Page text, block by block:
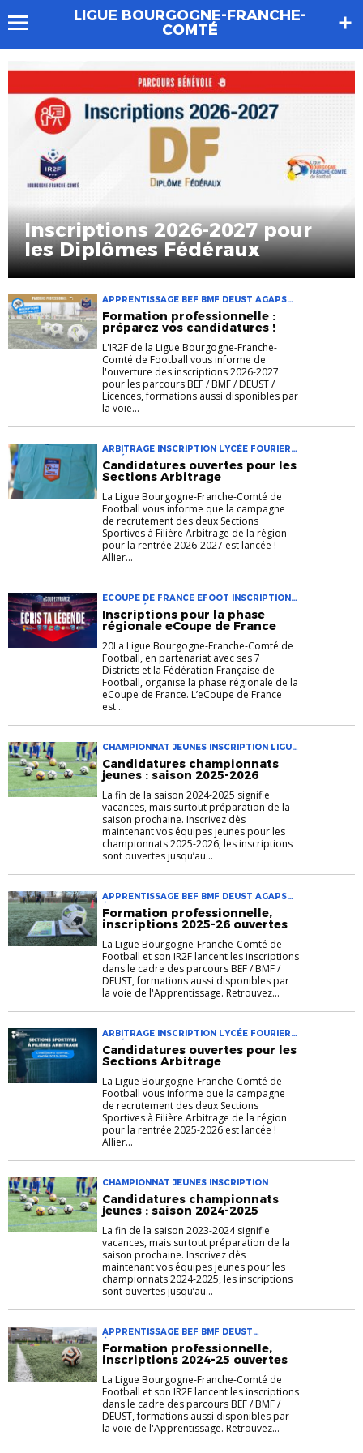
LIGUE BOURGOGNE-FRANCHE-
COMTÉ
Inscriptions 2026-2027 pour
les Diplômes Fédéraux
APPRENTISSAGE BEF BMF DEUST AGAPSC
FORMATION INSCRIPTION IR2F LICENCES
AGOAPSC PARCOURS PROFESSIONNEL
Formation professionnelle :
préparez vos candidatures !
L'IR2F de la Ligue Bourgogne-Franche-
Comté de Football vous informe de
l'ouverture des inscriptions 2026-2027
pour les parcours BEF / BMF / DEUST /
Licences, formations aussi disponibles par
la voie...
ARBITRAGE INSCRIPTION LYCÉE FOURIER
LYCÉE PASTEUR SECTION SPORTIVE SSFA
Candidatures ouvertes pour les
Sections Arbitrage
La Ligue Bourgogne-Franche-Comté de
Football vous informe que la campagne
de recrutement des deux Sections
Sportives à Filière Arbitrage de la région
pour la rentrée 2026-2027 est lancée !
Allier...
ECOUPE DE FRANCE EFOOT INSCRIPTION
PHASE RÉGIONALE
Inscriptions pour la phase
régionale eCoupe de France
20La Ligue Bourgogne-Franche-Comté de
Football, en partenariat avec ses 7
Districts et la Fédération Française de
Football, organise la phase régionale de la
eCoupe de France. L’eCoupe de France
est...
CHAMPIONNAT JEUNES INSCRIPTION LIGUE
Candidatures championnats
jeunes : saison 2025-2026
La fin de la saison 2024-2025 signifie
vacances, mais surtout préparation de la
saison prochaine. Inscrivez dès
maintenant vos équipes jeunes pour les
championnats 2025-2026, les inscriptions
sont ouvertes jusqu’au...
APPRENTISSAGE BEF BMF DEUST AGAPSC
ÉDUCATEURS IEFF INSCRIPTION IR2F
Formation professionnelle,
inscriptions 2025-26 ouvertes
La Ligue Bourgogne-Franche-Comté de
Football et son IR2F lancent les inscriptions
dans le cadre des parcours BEF / BMF /
DEUST, formations aussi disponibles par
la voie de l'Apprentissage. Retrouvez...
ARBITRAGE INSCRIPTION LYCÉE FOURIER
LYCÉE PASTEUR SECTION SPORTIVE SSFA
Candidatures ouvertes pour les
Sections Arbitrage
La Ligue Bourgogne-Franche-Comté de
Football vous informe que la campagne
de recrutement des deux Sections
Sportives à Filière Arbitrage de la région
pour la rentrée 2025-2026 est lancée !
Allier...
CHAMPIONNAT JEUNES INSCRIPTION
Candidatures championnats
jeunes : saison 2024-2025
La fin de la saison 2023-2024 signifie
vacances, mais surtout préparation de la
saison prochaine. Inscrivez dès
maintenant vos équipes jeunes pour les
championnats 2024-2025, les inscriptions
sont ouvertes jusqu’au...
APPRENTISSAGE BEF BMF DEUST
ÉDUCATEURS FORMATION INSCRIPTION
IR2F
Formation professionnelle,
inscriptions 2024-25 ouvertes
La Ligue Bourgogne-Franche-Comté de
Football et son IR2F lancent les inscriptions
dans le cadre des parcours BEF / BMF /
DEUST, formations aussi disponibles par
la voie de l'Apprentissage. Retrouvez...